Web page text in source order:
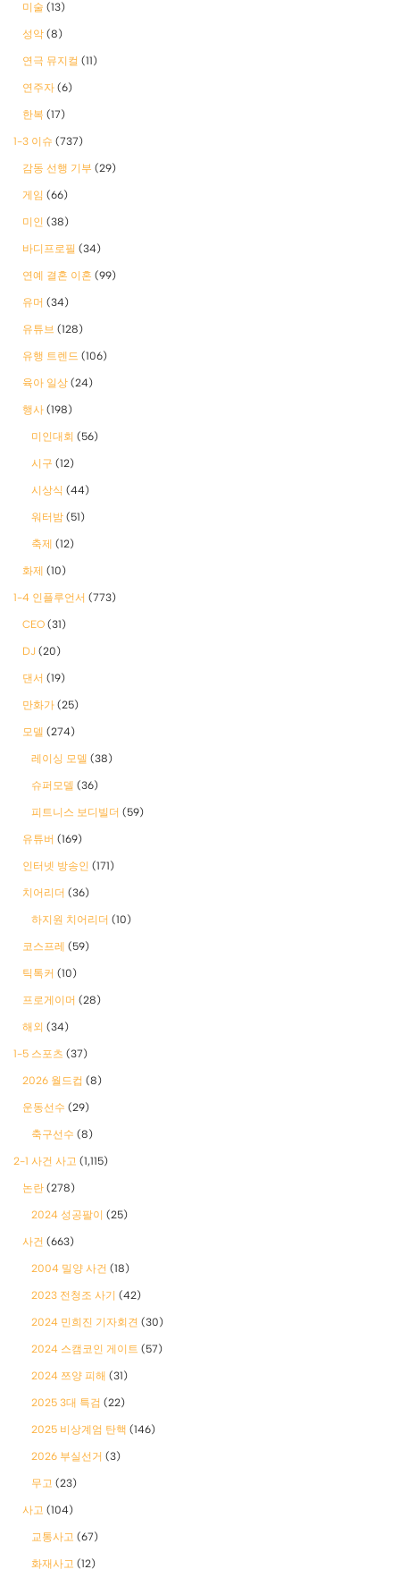
미술 (13)
성악 (8)
연극 뮤지컬 (11)
연주자 (6)
한복 (17)
1-3 이슈 (737)
감동 선행 기부 (29)
게임 (66)
미인 (38)
바디프로필 (34)
연예 결혼 이혼 (99)
유머 (34)
유튜브 (128)
유행 트렌드 (106)
육아 일상 (24)
행사 (198)
미인대회 (56)
시구 (12)
시상식 (44)
워터밤 (51)
축제 (12)
화제 (10)
1-4 인플루언서 (773)
CEO (31)
DJ (20)
댄서 (19)
만화가 (25)
모델 (274)
레이싱 모델 (38)
슈퍼모델 (36)
피트니스 보디빌더 (59)
유튜버 (169)
인터넷 방송인 (171)
치어리더 (36)
하지원 치어리더 (10)
코스프레 (59)
틱톡커 (10)
프로게이머 (28)
해외 (34)
1-5 스포츠 (37)
2026 월드컵 (8)
운동선수 (29)
축구선수 (8)
2-1 사건 사고 (1,115)
논란 (278)
2024 성공팔이 (25)
사건 (663)
2004 밀양 사건 (18)
2023 전청조 사기 (42)
2024 민희진 기자회견 (30)
2024 스캠코인 게이트 (57)
2024 쯔양 피해 (31)
2025 3대 특검 (22)
2025 비상계엄 탄핵 (146)
2026 부실선거 (3)
무고 (23)
사고 (104)
교통사고 (67)
화재사고 (12)